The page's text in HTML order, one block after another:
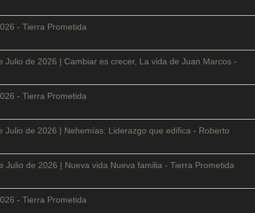
- Tierra Prometida
Julio de 2026 | Cambiar es crecer, La vida de Juan Marcos -
- Tierra Prometida
Julio de 2026 | Nehemías: Liderazgo que edifica - Roberto
Julio de 2026 | Nueva vida Nueva familia - Tierra Prometida
- Tierra Prometida